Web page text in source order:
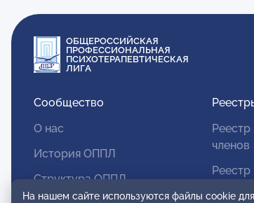
ОБЩЕРОССИЙСКАЯ
ПРОФЕССИОНАЛЬНАЯ
ПСИХОТЕРАПЕВТИЧЕСКАЯ
ЛИГА
Сообщество
О нас
История ОППЛ
Структура ОППЛ
членов
Реестр
На нашем сайте используются файлы cookie